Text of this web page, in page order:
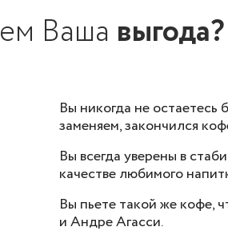
Ваша выгода?
Вы никогда не
заменяем, закончился
Вы всегда уверены в
качестве любимого
Вы пьете такой же кофе,
и Андре Агасси.